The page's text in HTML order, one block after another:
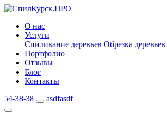
О нас
Услуги
Спиливание деревьев Обрезка деревьев
Портфолио
Отзывы
Блог
Контакты
54-38-38
asdfasdf